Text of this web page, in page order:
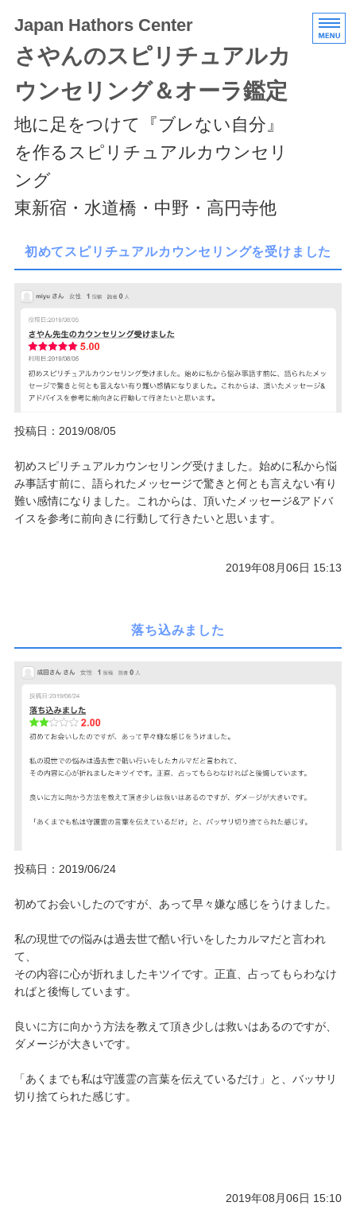
Japan Hathors Center
さやんのスピリチュアルカ
ウンセリング＆オーラ鑑定
地に足をつけて『ブレない自分』
を作るスピリチュアルカウンセリ
ング
東新宿・水道橋・中野・高円寺他
HOME
エキスパートクラス
スケジュール/アクセス
ご予約/お問い合わせ
初めてスピリチュアルカウンセリングを受けました
投稿日：2019/08/05
初めスピリチュアルカウンセリング受けました。始めに私から悩
み事話す前に、語られたメッセージで驚きと何とも言えない有り
難い感情になりました。これからは、頂いたメッセージ&アドバ
イスを参考に前向きに行動して行きたいと思います。
2019年08月06日 15:13
落ち込みました
投稿日：2019/06/24
初めてお会いしたのですが、あって早々嫌な感じをうけました。
私の現世での悩みは過去世で酷い行いをしたカルマだと言われ
て、
その内容に心が折れましたキツイです。正直、占ってもらわなけ
ればと後悔しています。
良いに方に向かう方法を教えて頂き少しは救いはあるのですが、
ダメージが大きいです。
「あくまでも私は守護霊の言葉を伝えているだけ」と、バッサリ
切り捨てられた感じす。
2019年08月06日 15:10